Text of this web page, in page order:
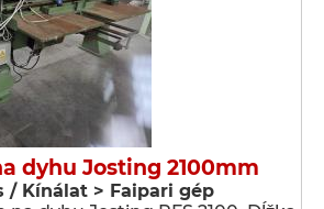
dyhu Josting 2100mm
/ Kínálat > Faipari gép